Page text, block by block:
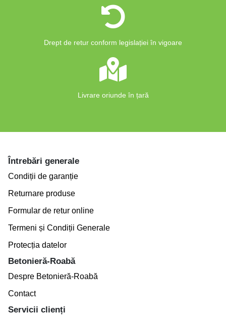
Drept de retur conform legislației în vigoare
Livrare oriunde în țară
Întrebări generale
Condiții de garanție
Returnare produse
Formular de retur online
Termeni și Condiții Generale
Protecția datelor
Betonieră-Roabă
Despre Betonieră-Roabă
Contact
Servicii clienți